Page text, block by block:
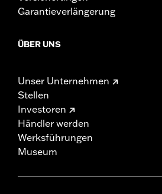
Garantieverlängerung
ÜBER UNS
Unser Unternehmen
Stellen
Investoren
Händler werden
Werksführungen
Museum